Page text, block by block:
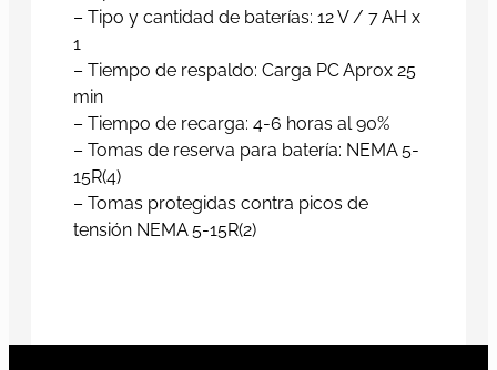
– Tipo y cantidad de baterías: 12 V / 7 AH x
1
– Tiempo de respaldo: Carga PC Aprox 25
min
– Tiempo de recarga: 4-6 horas al 90%
– Tomas de reserva para batería: NEMA 5-
15R(4)
– Tomas protegidas contra picos de
tensión NEMA 5-15R(2)